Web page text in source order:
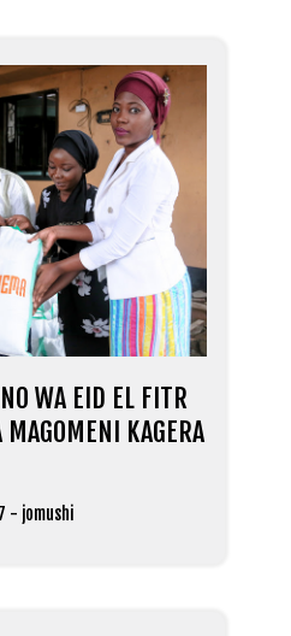
WA EID EL FITR
KAGERA
- jomushi